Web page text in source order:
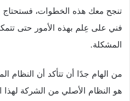
تنجح معك هذه الخطوات، فستحتاج
فني على عِلم بهذه الأمور حتى
المشكلة.
من الهام جدًا أن تتأكد أن النظام
هو النظام الأصلي من الشركة لهذا